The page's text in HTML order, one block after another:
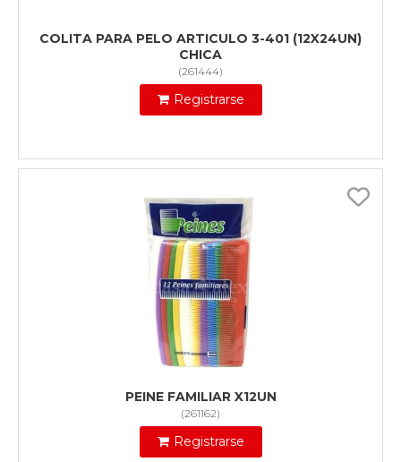
COLITA PARA PELO ARTICULO 3-401 (12X24UN)
CHICA
(261444)
Registrarse
PEINE FAMILIAR X12UN
(261162)
Registrarse